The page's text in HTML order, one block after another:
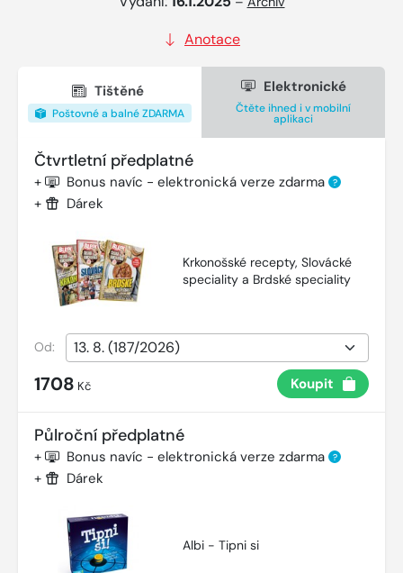
Anotace
Tištěné
Poštovné a balné ZDARMA
Elektronické
Čtěte ihned i v mobilní
aplikaci
Čtvrtletní předplatné
+ Bonus navíc - elektronická verze zdarma ?
+ Dárek
Krkonošské recepty, Slovácké
speciality a Brdské speciality
Od:
1708 Kč Koupit
Půlroční předplatné
+ Bonus navíc - elektronická verze zdarma ?
+ Dárek
Albi - Tipni si